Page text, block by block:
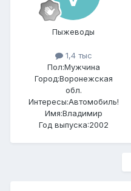
Пыжеводы
1,4 тыс
Пол:Мужчина
Город:Воронежская
обл.
Интересы:Автомобиль!
Имя:Владимир
Год выпуска:2002